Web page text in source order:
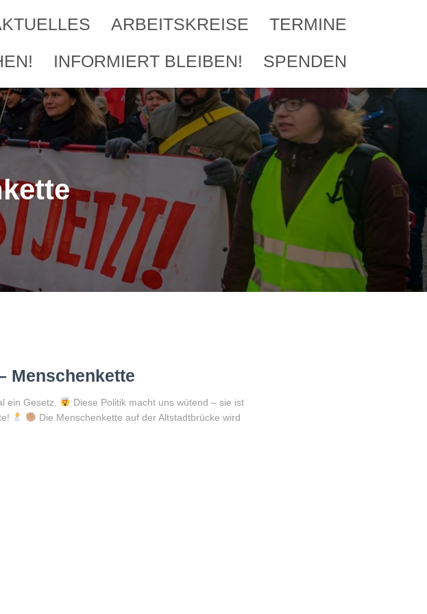
ARBEITSKREISE
TERMINE
INFORMIERT BLEIBEN! SPENDEN
Menschenkette
ein Gesetz.
Diese Politik macht uns wütend – sie ist
Die Menschenkette auf der Altstadtbrücke wird